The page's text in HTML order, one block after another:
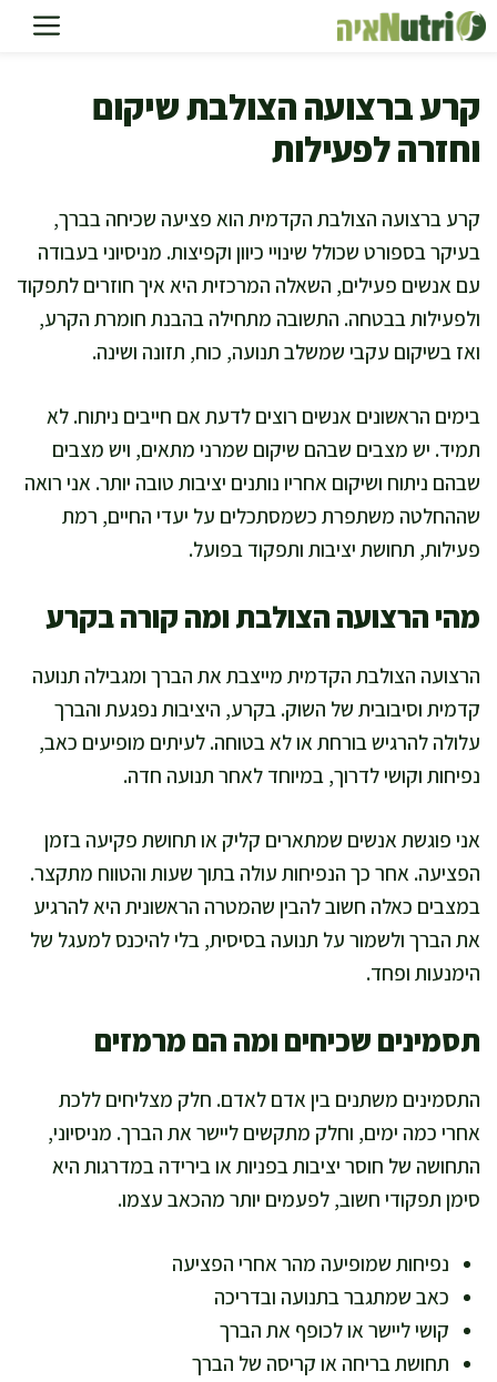
לדלג
לתוכן
קרע ברצועה הצולבת שיקום
וחזרה לפעילות
קרע ברצועה הצולבת הקדמית הוא פציעה שכיחה בברך,
בעיקר בספורט שכולל שינויי כיוון וקפיצות. מניסיוני בעבודה
עם אנשים פעילים, השאלה המרכזית היא איך חוזרים לתפקוד
ולפעילות בבטחה. התשובה מתחילה בהבנת חומרת הקרע,
ואז בשיקום עקבי שמשלב תנועה, כוח, תזונה ושינה.
בימים הראשונים אנשים רוצים לדעת אם חייבים ניתוח. לא
תמיד. יש מצבים שבהם שיקום שמרני מתאים, ויש מצבים
שבהם ניתוח ושיקום אחריו נותנים יציבות טובה יותר. אני רואה
שההחלטה משתפרת כשמסתכלים על יעדי החיים, רמת
פעילות, תחושת יציבות ותפקוד בפועל.
מהי הרצועה הצולבת ומה קורה בקרע
הרצועה הצולבת הקדמית מייצבת את הברך ומגבילה תנועה
קדמית וסיבובית של השוק. בקרע, היציבות נפגעת והברך
עלולה להרגיש בורחת או לא בטוחה. לעיתים מופיעים כאב,
נפיחות וקושי לדרוך, במיוחד לאחר תנועה חדה.
אני פוגשת אנשים שמתארים קליק או תחושת פקיעה בזמן
הפציעה. אחר כך הנפיחות עולה בתוך שעות והטווח מתקצר.
במצבים כאלה חשוב להבין שהמטרה הראשונית היא להרגיע
את הברך ולשמור על תנועה בסיסית, בלי להיכנס למעגל של
הימנעות ופחד.
תסמינים שכיחים ומה הם מרמזים
התסמינים משתנים בין אדם לאדם. חלק מצליחים ללכת
אחרי כמה ימים, וחלק מתקשים ליישר את הברך. מניסיוני,
התחושה של חוסר יציבות בפניות או בירידה במדרגות היא
סימן תפקודי חשוב, לפעמים יותר מהכאב עצמו.
נפיחות שמופיעה מהר אחרי הפציעה
כאב שמתגבר בתנועה ובדריכה
קושי ליישר או לכופף את הברך
תחושת בריחה או קריסה של הברך